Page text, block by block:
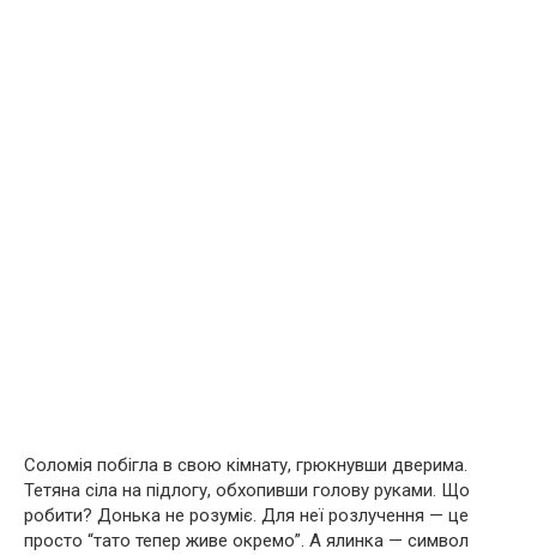
Соломія побігла в свою кімнату, грюкнувши дверима.
Тетяна сіла на підлогу, обхопивши голову руками. Що
робити? Донька не розуміє. Для неї розлучення — це
просто “тато тепер живе окремо”. А ялинка — символ